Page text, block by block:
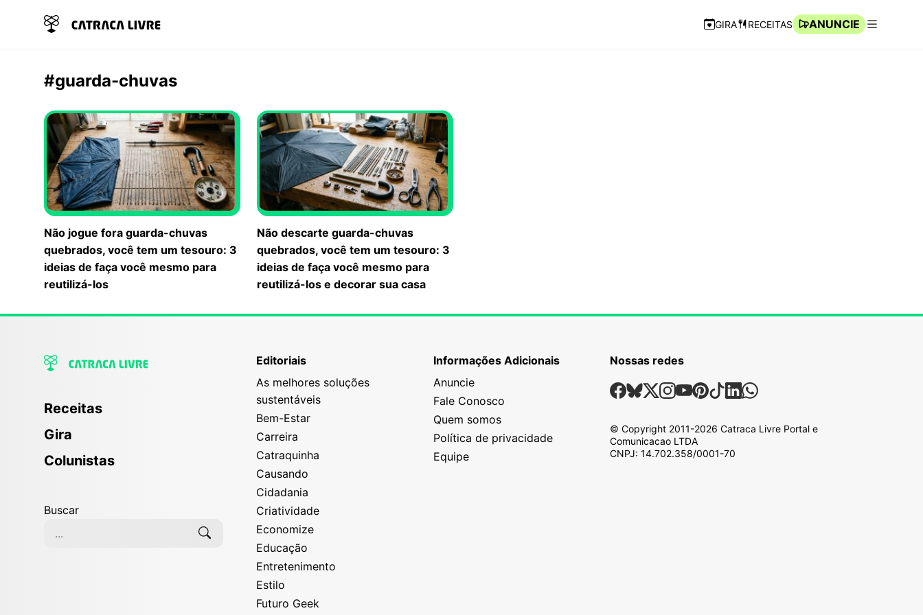
Navegação Rápida
GIRA RECEITAS
ANUNCIE
#guarda-chuvas
Não jogue fora guarda-chuvas
quebrados, você tem um tesouro: 3
ideias de faça você mesmo para
reutilizá-los
Não descarte guarda-chuvas
quebrados, você tem um tesouro: 3
ideias de faça você mesmo para
reutilizá-los e decorar sua casa
Receitas
Gira
Colunistas
Buscar
Editoriais
As melhores soluções
sustentáveis
Bem-Estar
Carreira
Catraquinha
Causando
Cidadania
Criatividade
Economize
Educação
Entretenimento
Estilo
Futuro Geek
Informações Adicionais
Anuncie
Fale Conosco
Quem somos
Política de privacidade
Equipe
Nossas redes
Nossas Redes Sociais
Facebook
Bsky
X Instagram
Youtube
Pinterest
TiktokLinkedin
Whatsapp
© Copyright 2011-2026 Catraca Livre Portal e
Comunicacao LTDA
CNPJ: 14.702.358/0001-70